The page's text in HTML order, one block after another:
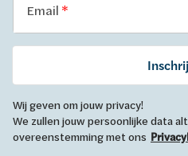
Email
Wij geven om jouw privacy!
We zullen jouw persoonlijke data
overeenstemming met ons